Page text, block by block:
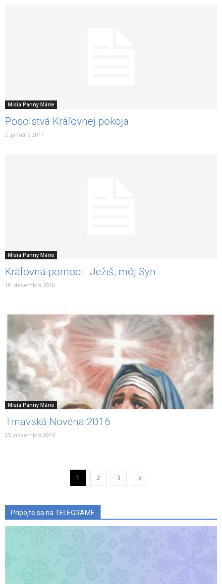
Misia Panny Márie
Posolstvá Kráľovnej pokoja
2. januára 2011
Misia Panny Márie
Kráľovná pomoci: Ježiš, môj Syn
18. decembra 2010
Misia Panny Márie
Trnavská Novéna 2016
25. novembra 2016
1 2 3
Pripojte sa na TELEGRAME